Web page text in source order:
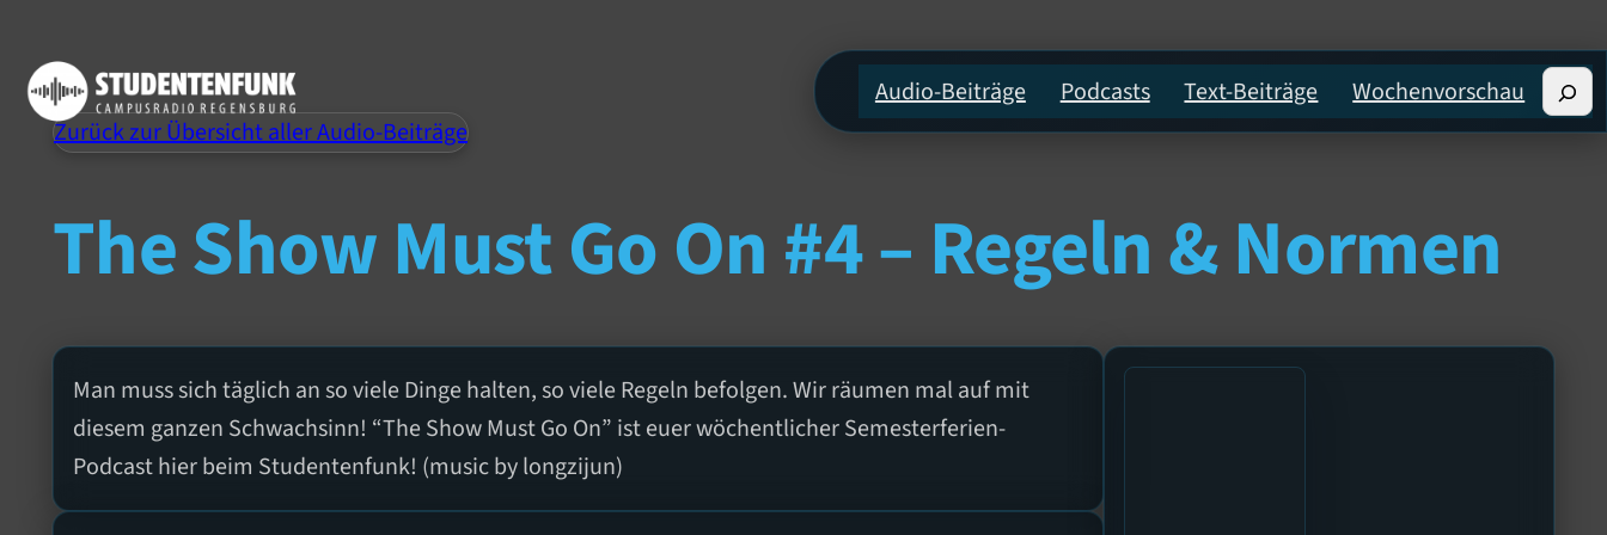
Audio-Beiträge Podcasts Text-Beiträge Wochenvorschau
Zurück zur Übersicht aller Audio-Beiträge
The Show Must Go On #4 – Regeln & Normen
Man muss sich täglich an so viele Dinge halten, so viele Regeln befolgen. Wir räumen mal auf mit
diesem ganzen Schwachsinn! “The Show Must Go On” ist euer wöchentlicher Semesterferien-
Podcast hier beim Studentenfunk! (music by longzijun)